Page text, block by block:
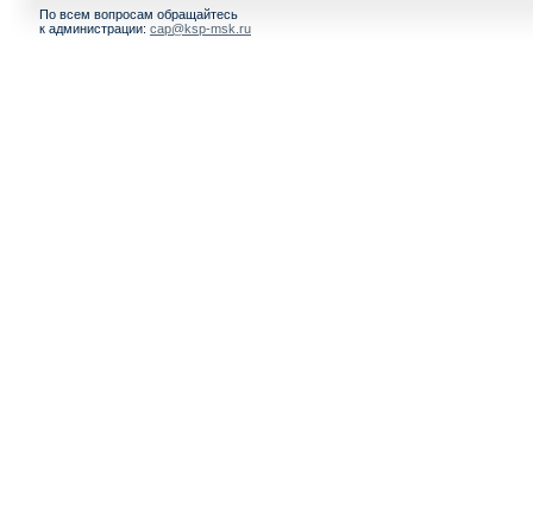
По всем вопросам обращайтесь
к администрации: cap@ksp-msk.ru